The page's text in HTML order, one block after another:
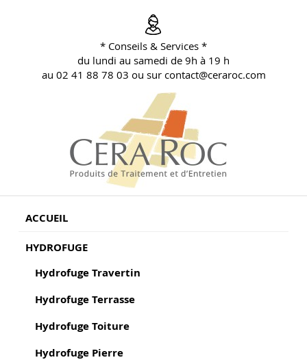
* Conseils & Services *
du lundi au samedi de 9h à 19 h
au 02 41 88 78 03 ou sur contact@ceraroc.com
ACCUEIL
HYDROFUGE
Hydrofuge Travertin
Hydrofuge Terrasse
Hydrofuge Toiture
Hydrofuge Pierre